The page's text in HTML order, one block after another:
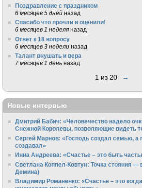
Поздравление с праздником
6 месяцев 5 дней назад
Спасибо что прочли и оценили!
6 месяцев 1 неделя назад
Ответ к 18 вопросу
6 месяцев 3 недели назад
Талант внушать и вера
7 месяцев 1 день назад
1 из 20 →
Новые интервью
Дмитрий Бабич: «Человечество надело
Снежной Королевы, позволяющие видеть
Сергей Марнов: «Господь создал семью, а
создавал»
Инна Андреева: «Счастье – это быть
Светлана Коппел-Ковтун: Точка стояния —
Демина)
Владимир Романенко: «Счастье – это